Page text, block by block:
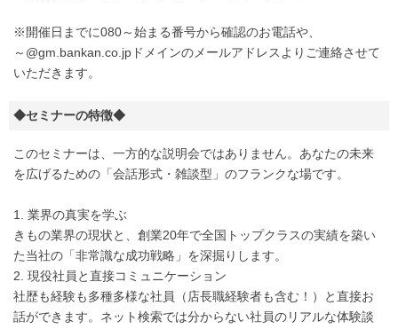
※開催日までに080～始まる番号から確認のお電話や、
～@gm.bankan.co.jpドメインのメールアドレスよりご連絡させて
いただきます。
◆セミナーの特徴◆
このセミナーは、一方的な説明会ではありません。あなたの未来
を広げるための「会話形式・雑談型」のフランクな場です。
1. 業界の真実を学ぶ
きもの業界の現状と、創業20年で全国トップクラスの実績を築い
た当社の「非常識な成功戦略」を深掘りします。
2. 現役社員と直接コミュニケーション
社歴も経験も多種多様な社員（店長職経験者も含む！）と直接お
話ができます。ネット検索では分からない社員のリアルな体験談